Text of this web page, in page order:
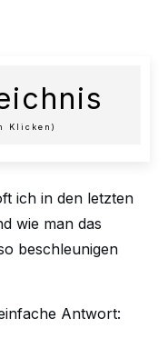
Klicken)
ich in den letzten
wie man das
beschleunigen
Antwort: